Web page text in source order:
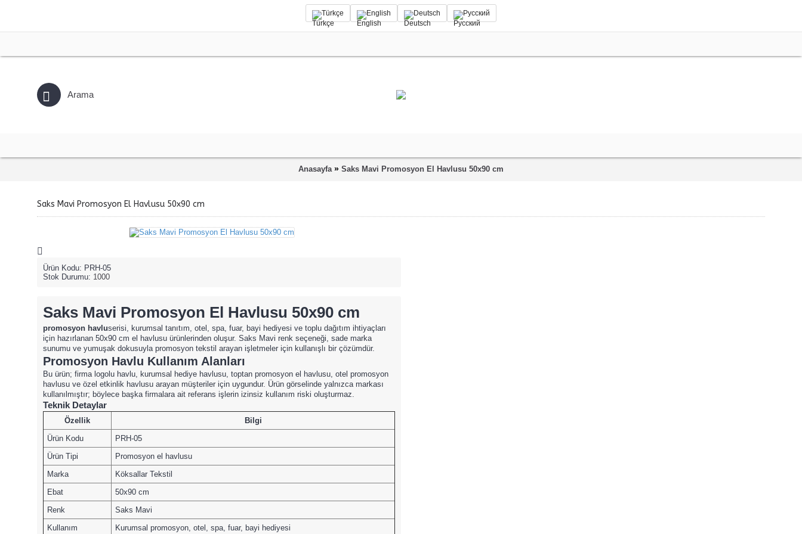
Türkçe English Deutsch Русский
Anasayfa » Saks Mavi Promosyon El Havlusu 50x90 cm
Saks Mavi Promosyon El Havlusu 50x90 cm
Ürün Kodu: PRH-05
Stok Durumu: 1000
Saks Mavi Promosyon El Havlusu 50x90 cm
promosyon havluserisi, kurumsal tanıtım, otel, spa, fuar, bayi hediyesi ve toplu dağıtım ihtiyaçları
için hazırlanan 50x90 cm el havlusu ürünlerinden oluşur. Saks Mavi renk seçeneği, sade marka
sunumu ve yumuşak dokusuyla promosyon tekstil arayan işletmeler için kullanışlı bir çözümdür.
Promosyon Havlu Kullanım Alanları
Bu ürün; firma logolu havlu, kurumsal hediye havlusu, toptan promosyon el havlusu, otel promosyon
havlusu ve özel etkinlik havlusu arayan müşteriler için uygundur. Ürün görselinde yalnızca markası
kullanılmıştır; böylece başka firmalara ait referans işlerin izinsiz kullanım riski oluşturmaz.
Teknik Detaylar
Özellik
Bilgi
Ürün Kodu
PRH-05
Ürün Tipi
Promosyon el havlusu
Marka
Köksallar Tekstil
Ebat
50x90 cm
Renk
Saks Mavi
Kullanım
Kurumsal promosyon, otel, spa, fuar, bayi hediyesi